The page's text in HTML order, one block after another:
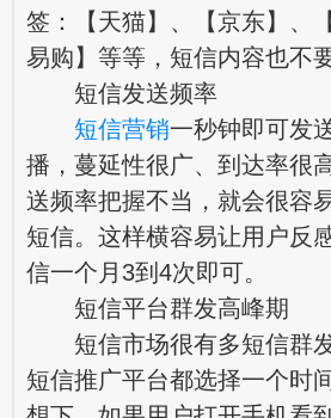
签：【天猫】、【京东】、
易购】等等，短信内容也不
短信发送频率
短信营销一秒钟即可发
播，蔓延性很广、到达率很
送频率把握不当，就会很容
短信。这样横容易让用户反
信一个月3到4次即可。
短信平台群发高峰期
短信市场很有多短信群
短信推广平台都选择一个时